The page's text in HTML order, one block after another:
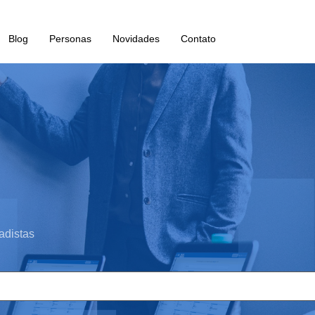
Blog Personas Novidades Contato